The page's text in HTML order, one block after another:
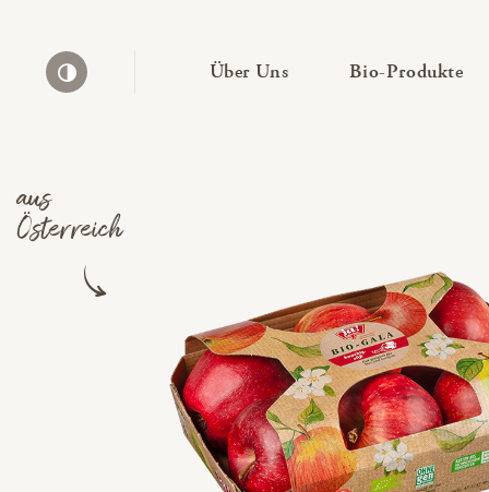
Über Uns— UntermenüBio-Produkte—
aus
Österreich